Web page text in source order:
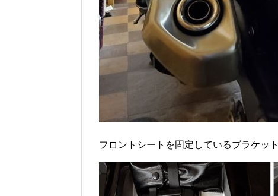
フロントシートを固定しているブラケッ